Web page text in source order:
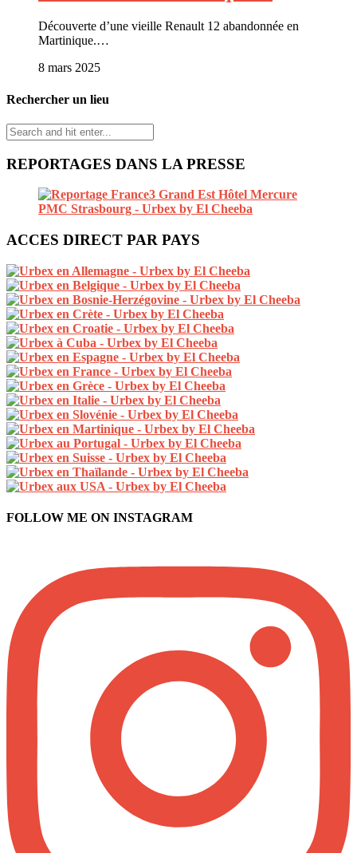
Découverte d’une vieille Renault 12 abandonnée en
Martinique.…
8 mars 2025
Rechercher un lieu
REPORTAGES DANS LA PRESSE
ACCES DIRECT PAR PAYS
FOLLOW ME ON INSTAGRAM